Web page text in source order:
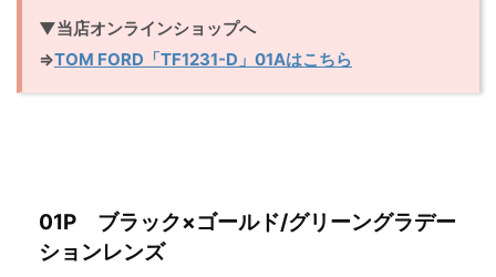
▼当店オンラインショップへ
⇒TOM FORD「TF1231-D」01Aはこちら
01P ブラック×ゴールド/グリーングラデー
ションレンズ